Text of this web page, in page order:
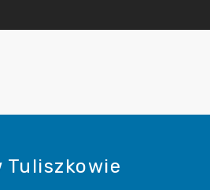
Tuliszkowie